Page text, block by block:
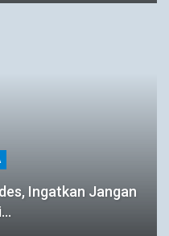
Ingatkan Jangan